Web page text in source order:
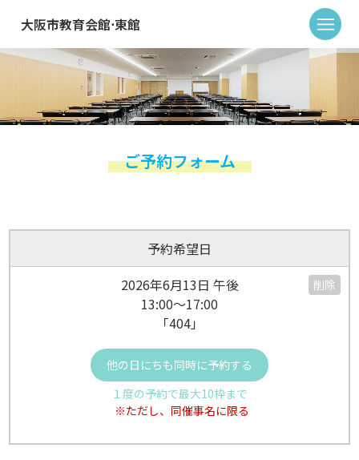
大阪市教育会館⋅東館
ご予約フォーム
予約希望日
2026年6月13日 午後
13:00～17:00
「404」
削除
他の日にちも同時に予約する
１度の予約で最大10枠まで
※ただし、同催事名に限る